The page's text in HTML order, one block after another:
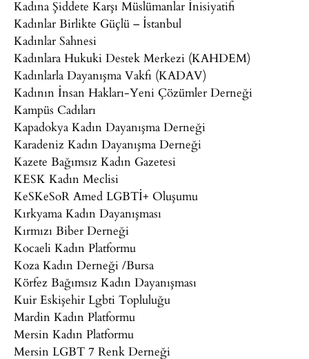
Kadına Şiddete Karşı Müslümanlar İnisiyatifi
Kadınlar Birlikte Güçlü – İstanbul
Kadınlar Sahnesi
Kadınlara Hukuki Destek Merkezi (KAHDEM)
Kadınlarla Dayanışma Vakfı (KADAV)
Kadının İnsan Hakları-Yeni Çözümler Derneği
Kampüs Cadıları
Kapadokya Kadın Dayanışma Derneği
Karadeniz Kadın Dayanışma Derneği
Kazete Bağımsız Kadın Gazetesi
KESK Kadın Meclisi
KeSKeSoR Amed LGBTİ+ Oluşumu
Kırkyama Kadın Dayanışması
Kırmızı Biber Derneği
Kocaeli Kadın Platformu
Koza Kadın Derneği /Bursa
Körfez Bağımsız Kadın Dayanışması
Kuir Eskişehir Lgbti Topluluğu
Mardin Kadın Platformu
Mersin Kadın Platformu
Mersin LGBT 7 Renk Derneği